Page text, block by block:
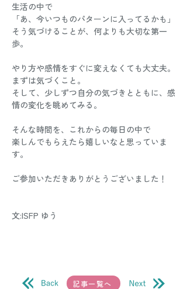
生活の中で
「あ、今いつものパターンに入ってるかも」
そう気づけることが、何よりも大切な第一
歩。
やり方や感情をすぐに変えなくても大丈夫。
まずは気づくこと。
そして、少しずつ自分の気づきとともに、感
情の変化を眺めてみる。
そんな時間を、これからの毎日の中で
楽しんでもらえたら嬉しいなと思っていま
す。
ご参加いただきありがとうございました！
文:ISFP ゆう
記事一覧へ